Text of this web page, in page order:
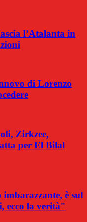
l’Atalanta in
di Lorenzo
Zirkzee,
per El Bilal
è sul
ecco la verità"